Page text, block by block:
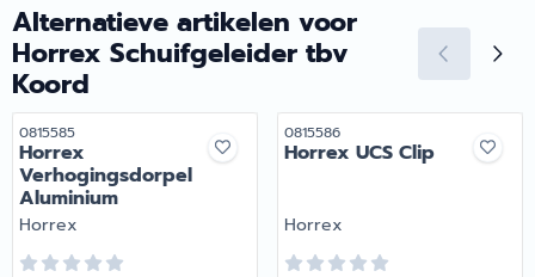
Aluminium | Artikelnummer
0815585
Alternatieve artikelen voor
Horrex Schuifgeleider tbv
Koord
Artikelnummer
0815585
Horrex
Verhogingsdorpel
Aluminium
Merk:
Horrex
Artikelnummer
0815586
Horrex UCS Clip
Merk:
Horrex